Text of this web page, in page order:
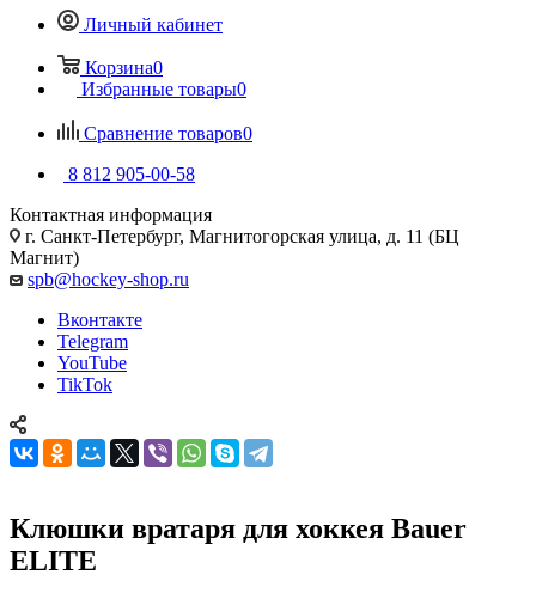
Личный кабинет
Корзина0
Избранные товары0
Сравнение товаров0
8 812 905-00-58
Контактная информация
г. Санкт-Петербург, Магнитогорская улица, д. 11 (БЦ
Магнит)
spb@hockey-shop.ru
Вконтакте
Telegram
YouTube
TikTok
Клюшки вратаря для хоккея Bauer
ELITE